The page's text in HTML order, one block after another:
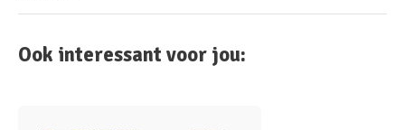
Ook interessant voor jou: